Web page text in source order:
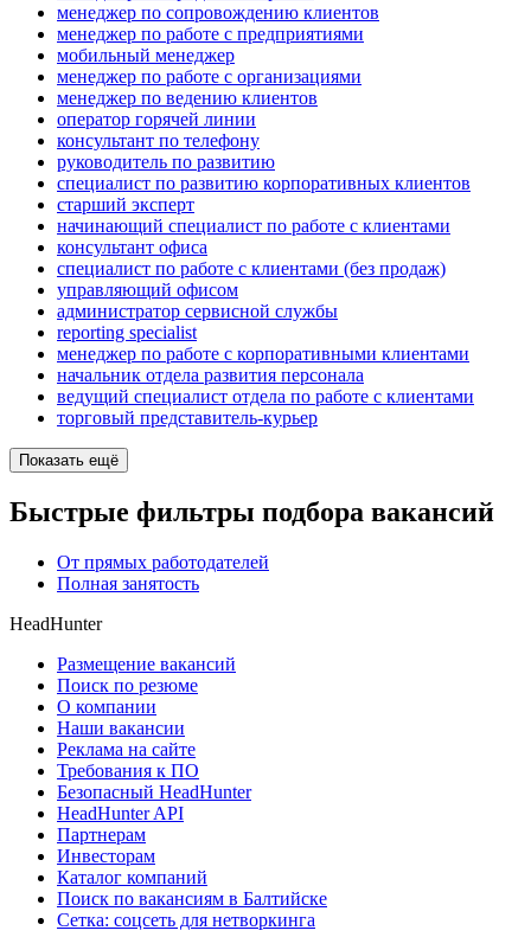
менеджер по сопровождению клиентов
менеджер по работе с предприятиями
мобильный менеджер
менеджер по работе с организациями
менеджер по ведению клиентов
оператор горячей линии
консультант по телефону
руководитель по развитию
специалист по развитию корпоративных клиентов
старший эксперт
начинающий специалист по работе с клиентами
консультант офиса
специалист по работе с клиентами (без продаж)
управляющий офисом
администратор сервисной службы
reporting specialist
менеджер по работе с корпоративными клиентами
начальник отдела развития персонала
ведущий специалист отдела по работе с клиентами
торговый представитель-курьер
Показать ещё
Быстрые фильтры подбора вакансий
От прямых работодателей
Полная занятость
HeadHunter
Размещение вакансий
Поиск по резюме
О компании
Наши вакансии
Реклама на сайте
Требования к ПО
Безопасный HeadHunter
HeadHunter API
Партнерам
Инвесторам
Каталог компаний
Поиск по вакансиям в Балтийске
Сетка: соцсеть для нетворкинга